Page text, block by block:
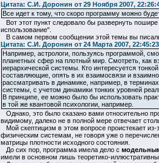
Цитата: С.И. Доронин от 29 Ноября 2007,
Все идет к тому, что скоро программу можно
Вот этот пункт следовало бы развернуть
использование".
В самом первом сообщении этой темы вы
Цитата: С.И. Доронин от 24 Марта 2007, 22:45:23
Например, астрологи, пользуясь программой,
планетных сфер на плотный мир. Смотреть, как
иерархической системы. Кто интересуется
составляющие, опять в их взаимосвязи и
рассматривать в динамике, например, в
системы, с учетом динамики тонких уровней
В принципе, ее можно было бы использовать
в той же квантовой психологии, например.
Однако, это было сказано вами относительно
видимому, далеко не в полной мере отвечает
Мой скептицизм в этом вопросе проистекает
физическим системам, не говоря уже о
матрицы плотности исходного состояния.
До сих пор, программа имела дело с
имели в основном лишь теоретико-